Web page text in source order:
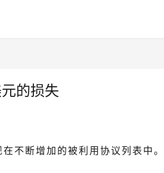
的损失
不断增加的被利用协议列表中。